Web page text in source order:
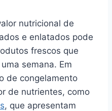
nutricional de
e enlatados pode
frescos que
semana. Em
de congelamento
de nutrientes, como
, que apresentam